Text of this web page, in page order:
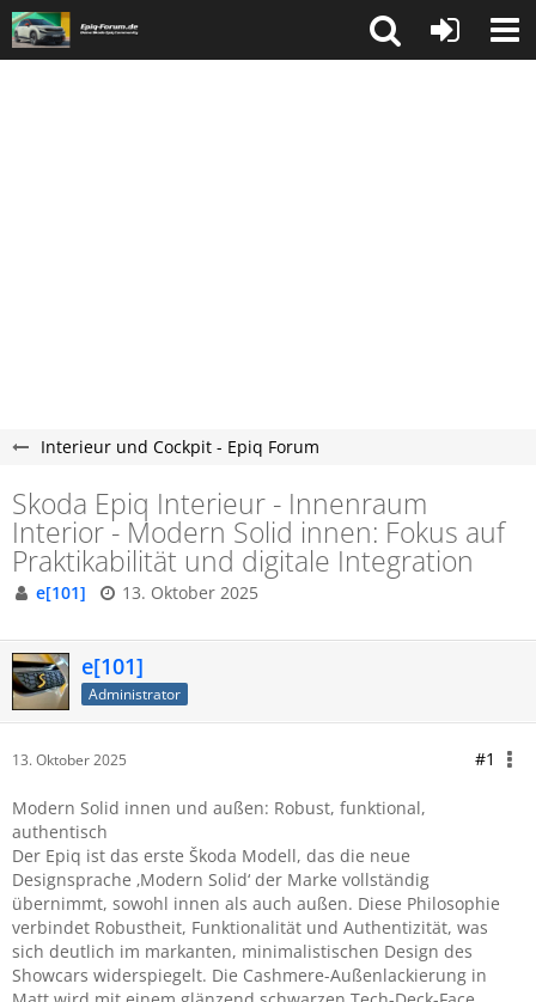
Interieur und Cockpit - Epiq Forum
Skoda Epiq Interieur - Innenraum
Interior - Modern Solid innen: Fokus auf
Praktikabilität und digitale Integration
e[101] 13. Oktober 2025
e[101]
Administrator
13. Oktober 2025 #1
Modern Solid innen und außen: Robust, funktional,
authentisch
Der Epiq ist das erste Škoda Modell, das die neue
Designsprache ‚Modern Solid‘ der Marke vollständig
übernimmt, sowohl innen als auch außen. Diese Philosophie
verbindet Robustheit, Funktionalität und Authentizität, was
sich deutlich im markanten, minimalistischen Design des
Showcars widerspiegelt. Die Cashmere-Außenlackierung in